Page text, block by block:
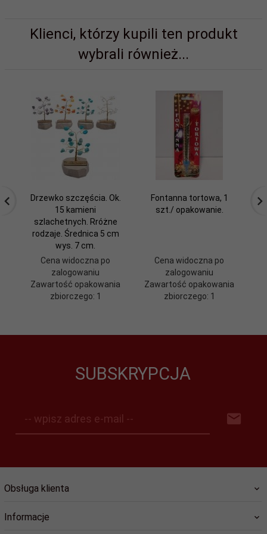
Klienci, którzy kupili ten produkt
wybrali również...
Drzewko szczęścia. Ok.
15 kamieni
szlachetnych. Rróżne
rodzaje. Średnica 5 cm
wys. 7 cm.
Cena widoczna po
zalogowaniu
Zawartość opakowania
zbiorczego: 1
Fontanna tortowa, 1
szt./ opakowanie.
Cena widoczna po
zalogowaniu
Zawartość opakowania
zbiorczego: 1
SUBSKRYPCJA
-- wpisz adres e-mail --
Obsługa klienta
Informacje